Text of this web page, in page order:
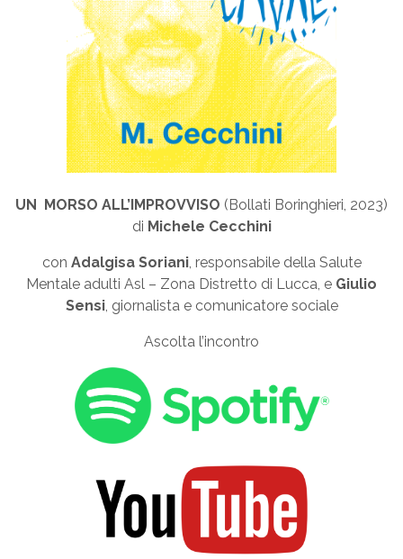
UN MORSO ALL’IMPROVVISO (Bollati Boringhieri, 2023)
di Michele Cecchini
con Adalgisa Soriani, responsabile della Salute
Mentale adulti Asl – Zona Distretto di Lucca, e Giulio
Sensi, giornalista e comunicatore sociale
Ascolta l’incontro